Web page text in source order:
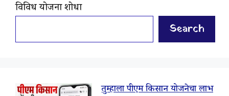
विविध योजना शोधा
Search
तुम्हाला पीएम किसान योजनेचा लाभ